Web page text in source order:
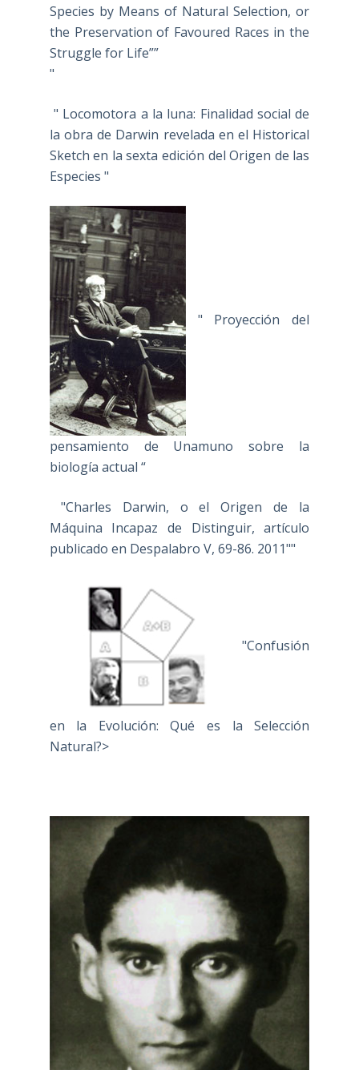
Species by Means of Natural Selection, or
the Preservation of Favoured Races in the
Struggle for Life””
"
" Locomotora a la luna: Finalidad social de
la obra de Darwin revelada en el Historical
Sketch en la sexta edición del Origen de las
Especies "
" Proyección del
pensamiento de Unamuno sobre la
biología actual “
"Charles Darwin, o el Origen de la
Máquina Incapaz de Distinguir, artículo
publicado en Despalabro V, 69-86. 2011""
"Confusión
en la Evolución: Qué es la Selección
Natural?>